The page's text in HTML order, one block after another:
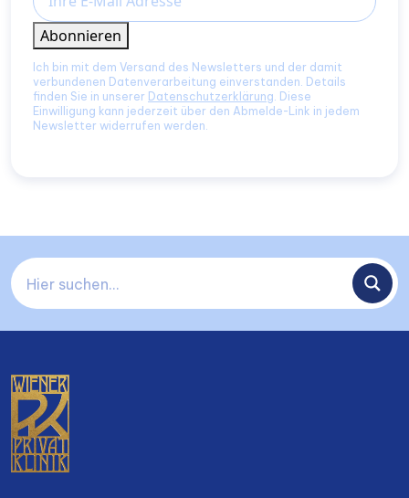
Abonnieren
Ich bin mit dem Versand des Newsletters und der damit
verbundenen Datenverarbeitung einverstanden. Details
finden Sie in unserer Datenschutzerklärung . Diese
Einwilligung kann jederzeit über den Abmelde-Link in jedem
Newsletter widerrufen werden.